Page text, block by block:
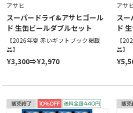
アサヒ
スーパードライ&アサヒゴール
ド 生缶ビールダブルセット
【2026年夏 赤いギフトブック掲載
品】
¥3,300⇒¥2,970
アサヒ
ス
ド
【
品】